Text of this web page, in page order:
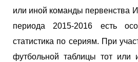
или иной команды первенства
периода 2015-2016 есть
статистика по сериям. При
футбольной таблицы тот или